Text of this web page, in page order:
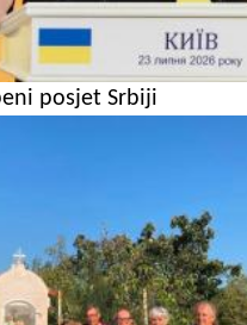
posjet Srbiji